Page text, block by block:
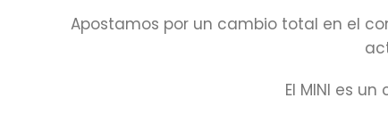
Apostamos por un cambio total en el
El MINI es